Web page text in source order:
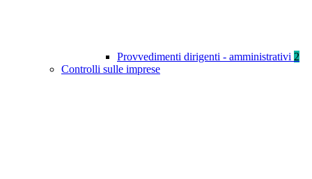
Provvedimenti dirigenti - amministrativi 2
Controlli sulle imprese